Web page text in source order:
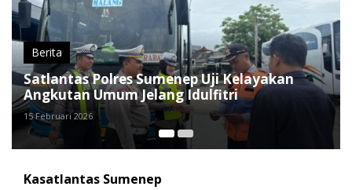
Berita
Satlantas Polres Sumenep Uji Kelayakan
Angkutan Umum Jelang Idulfitri
15 Februari 2026
Kasatlantas Sumenep